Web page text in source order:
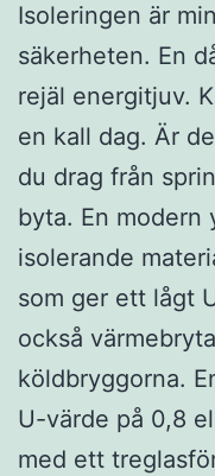
Isoleringen är
säkerheten. En
rejäl energitjuv.
en kall dag. Är
du drag från
byta. En modern
isolerande
som ger ett lågt
också
köldbryggorna.
U-värde på 0,8
med ett